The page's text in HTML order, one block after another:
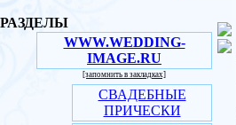
РАЗДЕЛЫ
WWW.WEDDING-
IMAGE.RU
[запомнить в закладках]
СВАДЕБНЫЕ
ПРИЧЕСКИ